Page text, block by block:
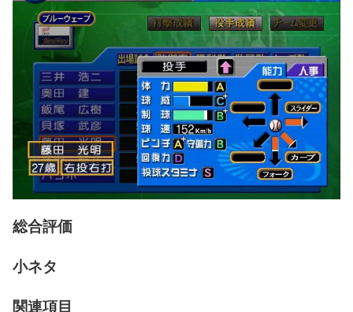
総合評価
小ネタ
関連項目